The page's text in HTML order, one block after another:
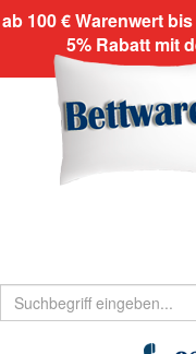
ab 100 € Warenwert
5% Rabatt mit